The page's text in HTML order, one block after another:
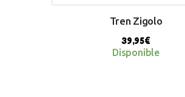
Tren Zigolo
39,95€
Disponible